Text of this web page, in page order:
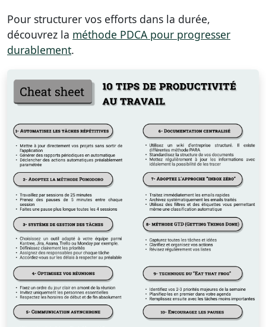
Pour structurer vos efforts dans la durée,
découvrez la méthode PDCA pour progresser
durablement.